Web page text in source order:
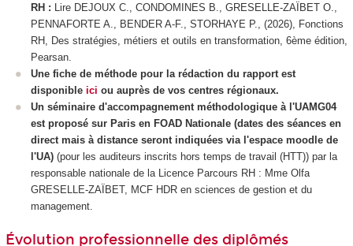
RH :
Lire DEJOUX C., CONDOMINES B., GRESELLE-ZAÏBET O.,
PENNAFORTE A., BENDER A-F., STORHAYE P., (2026), Fonctions
RH, Des stratégies, métiers et outils en transformation, 6ème édition,
Pearsan.
Une fiche de méthode pour la rédaction du rapport est
disponible ici ou auprès de vos centres régionaux.
Un séminaire d'accompagnement méthodologique à l'UAMG04
est proposé sur Paris en FOAD Nationale (dates des séances en
direct mais à distance seront indiquées via l'espace moodle de
l'UA) (pour les auditeurs inscrits hors temps de travail (HTT)) par la
responsable nationale de la Licence Parcours RH : Mme Olfa
GRESELLE-ZAÏBET, MCF HDR en sciences de gestion et du
management.
Évolution professionnelle des diplômés